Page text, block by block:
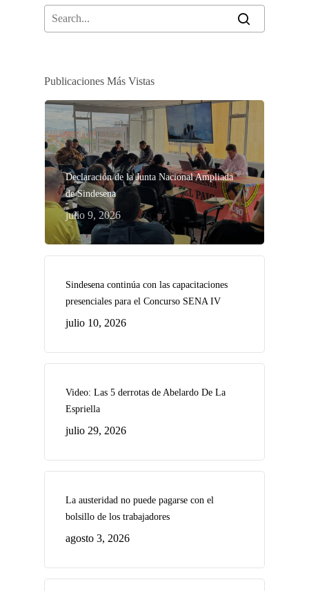
Publicaciones Más Vistas
Declaración de la Junta Nacional Ampliada
de Sindesena
julio 9, 2026
Sindesena continúa con las capacitaciones
presenciales para el Concurso SENA IV
julio 10, 2026
Video: Las 5 derrotas de Abelardo De La
Espriella
julio 29, 2026
La austeridad no puede pagarse con el
bolsillo de los trabajadores
agosto 3, 2026